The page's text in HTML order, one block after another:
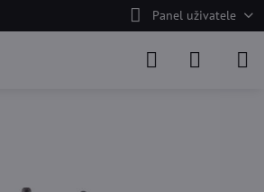
Panel uživatele